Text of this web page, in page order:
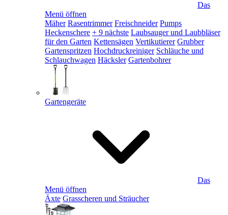
Das
Menü öffnen
Mäher Rasentrimmer Freischneider Pumps
Heckenschere + 9 nächste Laubsauger und Laubbläser
für den Garten Kettensägen Vertikutierer Grubber
Gartenspritzen Hochdruckreiniger Schläuche und
Schlauchwagen Häcksler Gartenbohrer
Gartengeräte
Das
Menü öffnen
Äxte Grasscheren und Sträucher